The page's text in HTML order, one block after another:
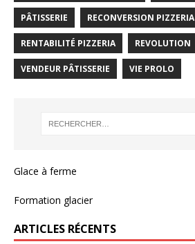
PÂTISSERIE RECONVERSION PIZZERIA
RENTABILITÉ PIZZERIA REVOLUTION
VENDEUR PÂTISSERIE VIE PROLO
Glace à ferme
Formation glacier
ARTICLES RÉCENTS